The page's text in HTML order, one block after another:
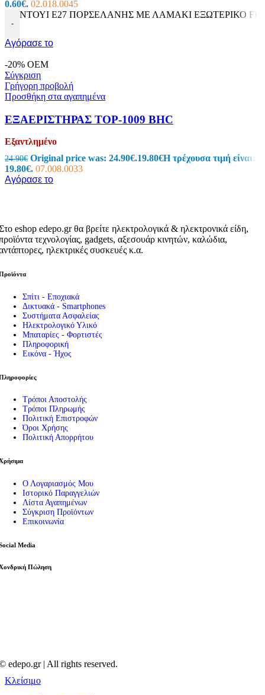
0.60€. 02.018.0045
-
ΝΤΟΥΙ E27 ΠΟΡΣΕΛΑΝΗΣ ΜΕ ΛΑΜΑΚΙ ΕΞΩΤΕΡΙΚΟ
Αγόρασε το
-20% OEM
Σύγκριση
Γρήγορη προβολή
Προσθήκη στα αγαπημένα
ΕΞΑΕΡΙΣΤΗΡΑΣ TOP-1009 BHC
Εξαντλημένο
24.90€ Original price was: 24.90€.19.80€Η τρέχουσα τιμή είναι:
19.80€. 07.008.0033
Αγόρασε το
eshop edepo.gr θα βρείτε ηλεκτρολογικά & ηλεκτρονικά είδη,
τεχνολογίας, gadgets, αξεσουάρ κινητών, καλώδια,
ηλεκτρικές συσκευές κ.α.
Σπίτι - Εποχιακά
Δικτυακά - Smartphones
Συστήματα Ασφαλείας
Ηλεκτρολογικό Υλικό
Μπαταρίες - Φορτιστές
Πληροφορική
Εικόνα - Ήχος
Τρόποι Αποστολής
Τρόποι Πληρωμής
Πολιτική Επιστροφών
Όροι Χρήσης
Πολιτική Απορρήτου
Ο Λογαριασμός Μου
Ιστορικό Παραγγελιών
Λίστα Αγαπημένων
Σύγκριση Προϊόντων
Επικοινωνία
Media
Πώληση
edepo.gr | All rights reserved.
Κλείσιμο